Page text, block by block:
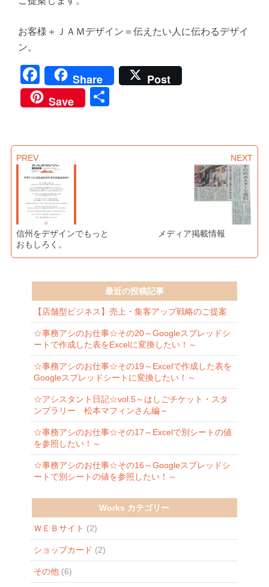
お客様＋ＪＡＭデザイン＝伝えたい人に伝わるデザイ
ン。
Facebook
Share
Post
Save
PREV
信州をデザインでもっと
おもしろく。
NEXT
メディア掲載情報
最近の投稿記事
【店舗型ビジネス】売上・集客アップ戦略のご提案
☆事務アシのお仕事☆その20～Googleスプレッドシ
ートで作成した表をExcelに変換したい！～
☆事務アシのお仕事☆その19～Excelで作成した表を
Googleスプレッドシートに変換したい！～
☆アシスタント日記☆vol.5～はしごチケット・スタ
ンプラリー 松本マフィンさん編～
☆事務アシのお仕事☆その17～Excelで別シートの値
を参照したい！～
☆事務アシのお仕事☆その16～Googleスプレッドシ
ートで別シートの値を参照したい！～
Works カテゴリー
ＷＥＢサイト (2)
ショップカード (2)
その他(6)